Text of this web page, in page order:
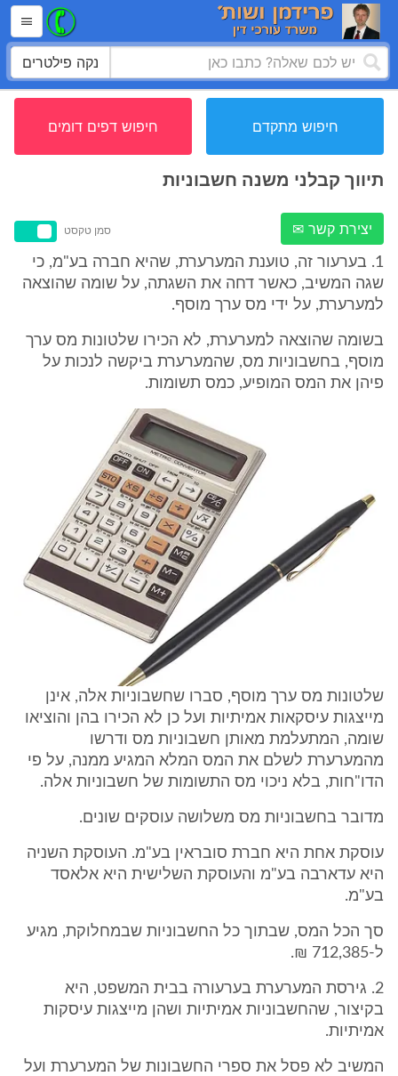
נקה פילטרים
חיפוש מתקדם חיפוש דפים דומים
תיווך קבלני משנה חשבוניות
יצירת קשר ✉ סמן טקסט
1. בערעור זה, טוענת המערערת, שהיא חברה בע"מ, כי
שגה המשיב, כאשר דחה את השגתה, על שומה שהוצאה
למערערת, על ידי מס ערך מוסף.
בשומה שהוצאה למערערת, לא הכירו שלטונות מס ערך
מוסף, בחשבוניות מס, שהמערערת ביקשה לנכות על
פיהן את המס המופיע, כמס תשומות.
שלטונות מס ערך מוסף, סברו שחשבוניות אלה, אינן
מייצגות עיסקאות אמיתיות ועל כן לא הכירו בהן והוציאו
שומה, המתעלמת מאותן חשבוניות מס ודרשו
מהמערערת לשלם את המס המלא המגיע ממנה, על פי
הדו"חות, בלא ניכוי מס התשומות של חשבוניות אלה.
מדובר בחשבוניות מס משלושה עוסקים שונים.
עוסקת אחת היא חברת סובראין בע"מ. העוסקת השניה
היא עדארבה בע"מ והעוסקת השלישית היא אלאסד
בע"מ.
סך הכל המס, שבתוך כל החשבוניות שבמחלוקת, מגיע
ל-712,385 ₪.
2. גירסת המערערת בערעורה בבית המשפט, היא
בקיצור, שהחשבוניות אמיתיות ושהן מייצגות עיסקות
אמיתיות.
המשיב לא פסל את ספרי החשבונות של המערערת ועל